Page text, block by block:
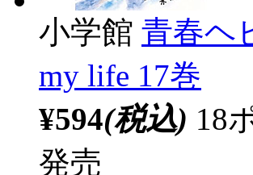
小学館 青春ヘ
my life 17巻
¥594(税込) 18
発売